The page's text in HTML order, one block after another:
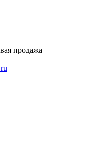
продажа